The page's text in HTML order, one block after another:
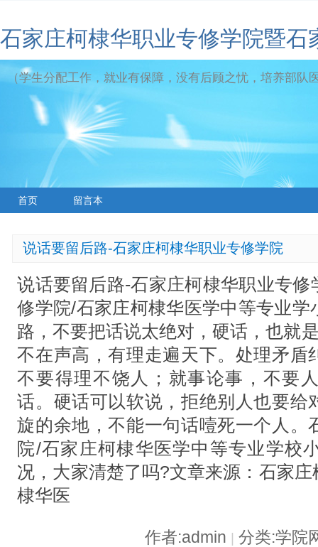
石家庄柯棣华职业专修学院暨
（学生分配工作，就业有保障，没有后顾之忧，培养部队
首页 留言本
说话要留后路-石家庄柯棣华职业专修学院
说话要留后路-石家庄柯棣华职业专
修学院/石家庄柯棣华医学中等专业
路，不要把话说太绝对，硬话，也就
不在声高，有理走遍天下。处理矛盾
不要得理不饶人；就事论事，不要
话。硬话可以软说，拒绝别人也要给
旋的余地，不能一句话噎死一个人。
院/石家庄柯棣华医学中等专业学校
况，大家清楚了吗?文章来源：石家
棣华医
作者:admin 分类:学院